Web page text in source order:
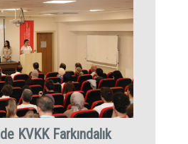
KVKK Farkındalık